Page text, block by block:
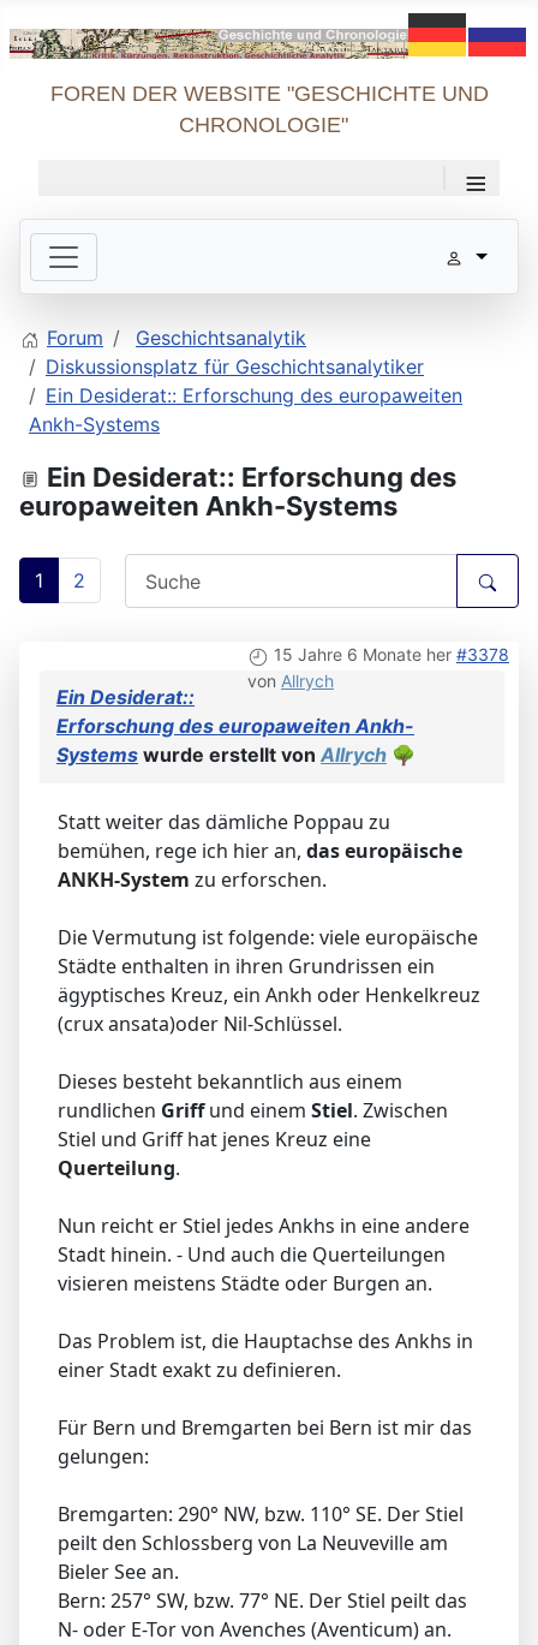
FOREN DER WEBSITE "GESCHICHTE UND
CHRONOLOGIE"
≡
Forum
Geschichtsanalytik
Diskussionsplatz für Geschichtsanalytiker
Ein Desiderat:: Erforschung des europaweiten
Ankh-Systems
Ein Desiderat:: Erforschung des
europaweiten Ankh-Systems
1 2
15 Jahre 6 Monate her #3378
von Allrych
Ein Desiderat::
Erforschung des europaweiten Ankh-
Systems wurde erstellt von Allrych 🌳
Statt weiter das dämliche Poppau zu
bemühen, rege ich hier an, das europäische
ANKH-System zu erforschen.
Die Vermutung ist folgende: viele europäische
Städte enthalten in ihren Grundrissen ein
ägyptisches Kreuz, ein Ankh oder Henkelkreuz
(crux ansata)oder Nil-Schlüssel.
Dieses besteht bekanntlich aus einem
rundlichen Griffund einem Stiel. Zwischen
Stiel und Griff hat jenes Kreuz eine
Querteilung.
Nun reicht er Stiel jedes Ankhs in eine andere
Stadt hinein. - Und auch die Querteilungen
visieren meistens Städte oder Burgen an.
Das Problem ist, die Hauptachse des Ankhs in
einer Stadt exakt zu definieren.
Für Bern und Bremgarten bei Bern ist mir das
gelungen:
Bremgarten: 290° NW, bzw. 110° SE. Der Stiel
peilt den Schlossberg von La Neuveville am
Bieler See an.
Bern: 257° SW, bzw. 77° NE. Der Stiel peilt das
N- oder E-Tor von Avenches (Aventicum) an.